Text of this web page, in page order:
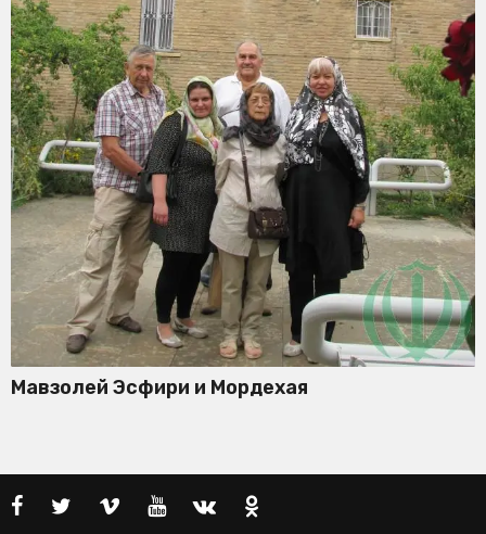
Мавзолей Эсфири и Мордехая